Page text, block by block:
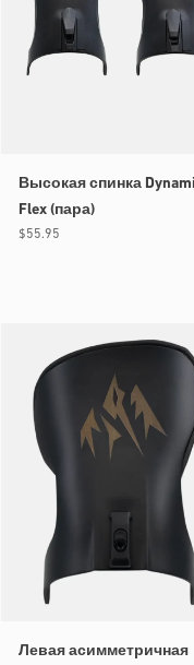
Высокая спинка
Flex (пара)
Обычная
$55.95
Левая асимметричная